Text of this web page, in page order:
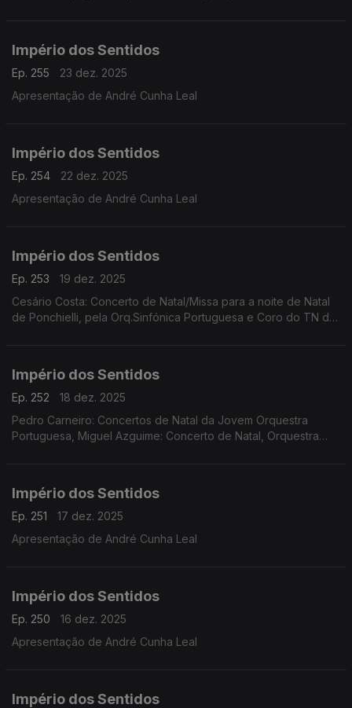
Império dos Sentidos
Ep. 255
23 dez. 2025
Apresentação de André Cunha Leal
Império dos Sentidos
Ep. 254
22 dez. 2025
Apresentação de André Cunha Leal
Império dos Sentidos
Ep. 253
19 dez. 2025
Cesário Costa: Concerto de Natal/Missa para a noite de Natal
de Ponchielli, pela Orq.Sinfónica Portuguesa e Coro do TN de
Império dos Sentidos
Ep. 252
18 dez. 2025
Pedro Carneiro: Concertos de Natal da Jovem Orquestra
Portuguesa, Miguel Azguime: Concerto de Natal, Orquestra
Império dos Sentidos
Ep. 251
17 dez. 2025
Apresentação de André Cunha Leal
Império dos Sentidos
Ep. 250
16 dez. 2025
Apresentação de André Cunha Leal
Império dos Sentidos